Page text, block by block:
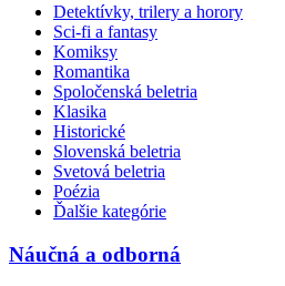
Detektívky, trilery a horory
Sci-fi a fantasy
Komiksy
Romantika
Spoločenská beletria
Klasika
Historické
Slovenská beletria
Svetová beletria
Poézia
Ďalšie kategórie
Náučná a odborná